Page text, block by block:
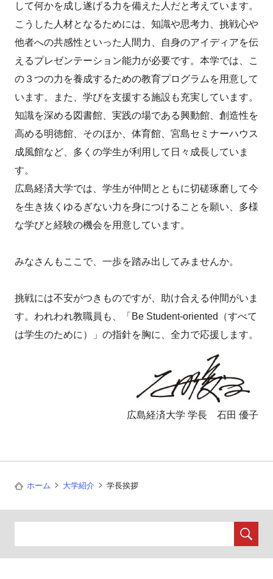
して何かを成し遂げる力を備えた人だと考えています。
こうした人材となるためには、知識や思考力、挑戦心や
他者への共感性といった人間力、自身のアイディアを伝
えるプレゼンテーション能力が必要です。本学では、こ
の３つの力を養成するための教育プログラムを用意して
います。また、学びを支援する施設も充実しています。
知識を深める図書館、実践の場である興動館、創造性を
高める明徳館、そのほか、体育館、宮島セミナーハウス
成風館など、多くの学生が利用して日々成長していま
す。
広島経済大学では、学生が仲間とともに切磋琢磨して今
を生き抜くゆるぎない力を身につけることを願い、多様
な学びと経験の機会を用意しています。
みなさんもここで、一歩を踏み出してみませんか。
挑戦には不安がつきものですが、助け合える仲間がいま
す。われわれ教職員も、「Be Student-oriented（すべて
は学生のために）」の指針を胸に、全力で応援します。
広島経済大学 学長 石田 優子
ホーム 大学紹介 学長挨拶